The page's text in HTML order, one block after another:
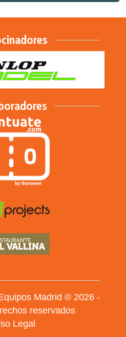
Madrid © 2026 -
reservados
Legal